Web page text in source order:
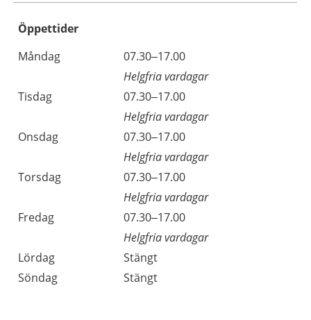
Öppettider
Dag
Öppettider
Kommentarer
Måndag
07.30–17.00
Helgfria vardagar
Tisdag
07.30–17.00
Helgfria vardagar
Onsdag
07.30–17.00
Helgfria vardagar
Torsdag
07.30–17.00
Helgfria vardagar
Fredag
07.30–17.00
Helgfria vardagar
Lördag
Stängt
Söndag
Stängt